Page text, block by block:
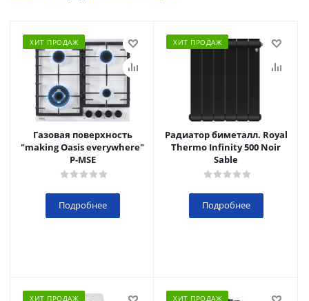
ХИТ ПРОДАЖ
Газовая поверхность
"making Oasis everywhere"
P-MSE
Подробнее
ХИТ ПРОДАЖ
Радиатор биметалл. Royal
Thermo Infinity 500 Noir
Sable
Подробнее
ХИТ ПРОДАЖ ХИТ ПРОДАЖ